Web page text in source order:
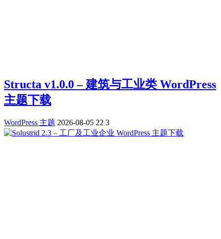
Structa v1.0.0 – 建筑与工业类 WordPress
主题下载
WordPress 主题 2026-08-05 22 3